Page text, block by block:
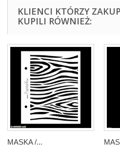
KLIENCI KTÓRZY
KUPILI RÓWNIEŻ:
MASKA /...